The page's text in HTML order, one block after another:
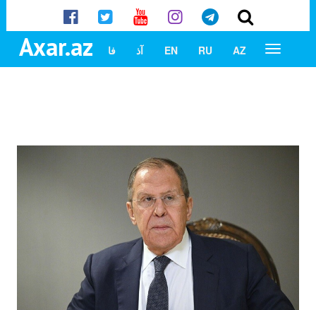
Axar.az AZ
RU
EN آذ فا